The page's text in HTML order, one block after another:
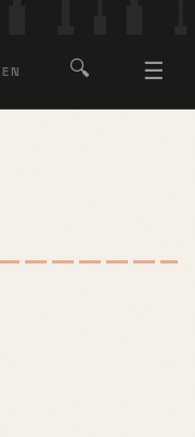
EN 🔍 ☰